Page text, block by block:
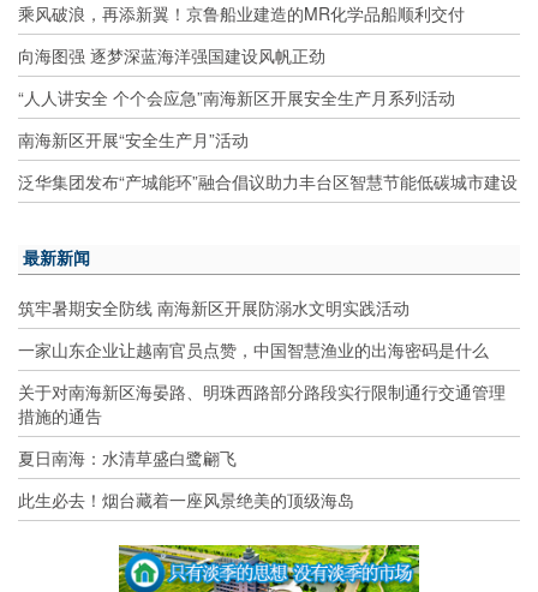
乘风破浪，再添新翼！京鲁船业建造的MR化学品船顺利交付
向海图强 逐梦深蓝海洋强国建设风帆正劲
“人人讲安全 个个会应急”南海新区开展安全生产月系列活动
南海新区开展“安全生产月”活动
泛华集团发布“产城能环”融合倡议助力丰台区智慧节能低碳城市建设
最新新闻
筑牢暑期安全防线 南海新区开展防溺水文明实践活动
一家山东企业让越南官员点赞，中国智慧渔业的出海密码是什么
关于对南海新区海晏路、明珠西路部分路段实行限制通行交通管理
措施的通告
夏日南海：水清草盛白鹭翩飞
此生必去！烟台藏着一座风景绝美的顶级海岛